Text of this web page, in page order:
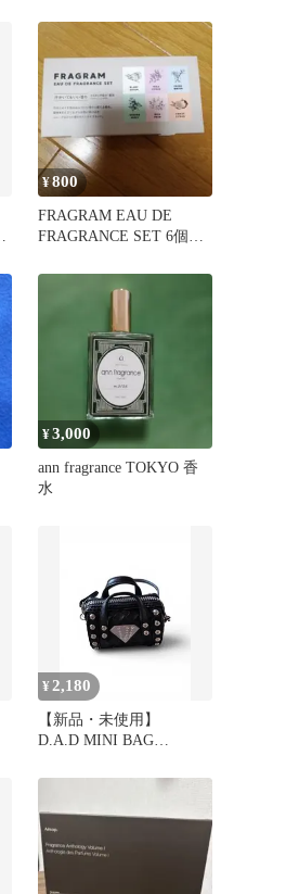
¥800
FRAGRAM EAU DE
FRAGRANCE SET 6個セ
¥3,000
ann fragrance TOKYO 香
水
¥ 2,180
【新品・未使用】
D.A.D MINI BAG